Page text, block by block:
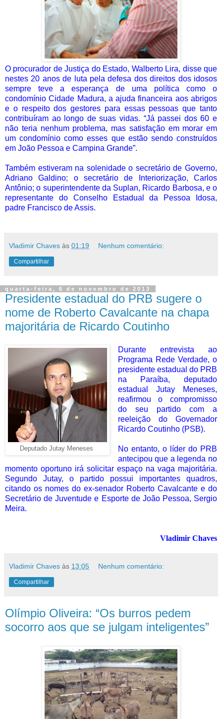
O procurador de Justiça do Estado, Walberto Lira, disse que
nestes 20 anos de luta pela defesa dos direitos dos idosos
sempre teve a esperança de uma política como o
condomínio Cidade Madura, a ajuda financeira aos abrigos
e o respeito dos gestores para essas pessoas que tanto
contribuíram ao longo de suas vidas. “Já passei dos 60 e
não teria nenhum problema, mas satisfação em morar em
um condomínio como esses que estão sendo construídos
em João Pessoa e Campina Grande”.
Também estiveram na solenidade o secretário de Governo,
Adriano Galdino; o secretário de Interiorização, Carlos
Antônio; o superintendente da Suplan, Ricardo Barbosa, e o
representante do Conselho Estadual da Pessoa Idosa,
padre Francisco de Assis.
Vladimir Chaves às 01:19 Nenhum comentário:
Compartilhar
quarta-feira, 6 de novembro de 2013
Presidente estadual do PRB sugere o
nome de Roberto Cavalcante na chapa
majoritária de Ricardo Coutinho
Deputado Jutay Meneses
Durante entrevista ao
Programa Rede Verdade, o
presidente estadual do PRB
na Paraíba, deputado
estadual Jutay Meneses,
reafirmou o compromisso
do seu partido com a
reeleição do Governador
Ricardo Coutinho (PSB).
No entanto, o líder do PRB
antecipou que a legenda no
momento oportuno irá solicitar espaço na vaga majoritária.
Segundo Jutay, o partido possui importantes quadros,
citando os nomes do ex-senador Roberto Cavalcante e do
Secretário de Juventude e Esporte de João Pessoa, Sergio
Meira.
Vladimir Chaves
Vladimir Chaves às 13:05 Nenhum comentário:
Compartilhar
Olímpio Oliveira: “Os burros pedem
socorro aos que se julgam inteligentes”